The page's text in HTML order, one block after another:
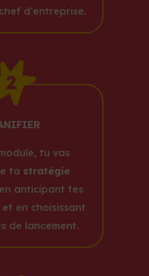
d‘entreprise.
tu vas
ta stratégie
en anticipant tes
en choisissant
de lancement.